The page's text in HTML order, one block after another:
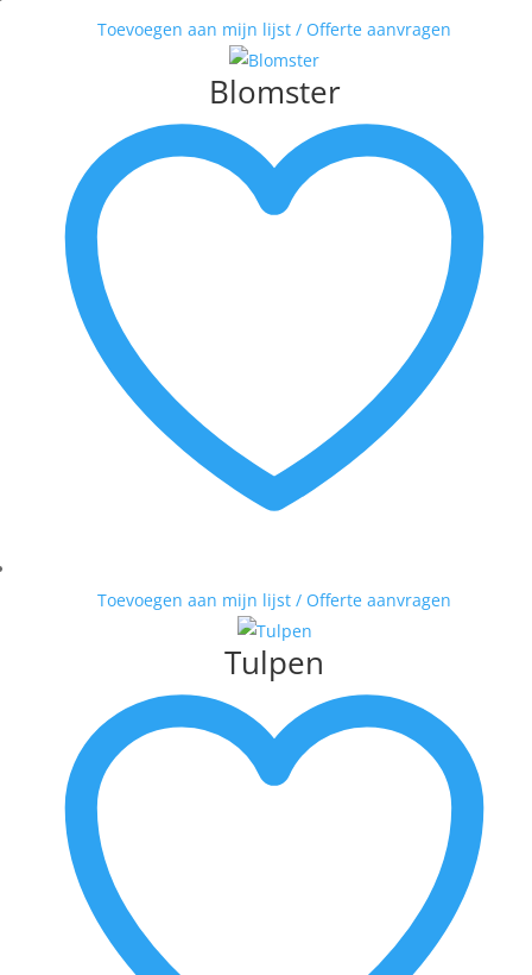
Toevoegen aan mijn lijst / Offerte aanvragen
Blomster
Toevoegen aan mijn lijst / Offerte aanvragen
Tulpen